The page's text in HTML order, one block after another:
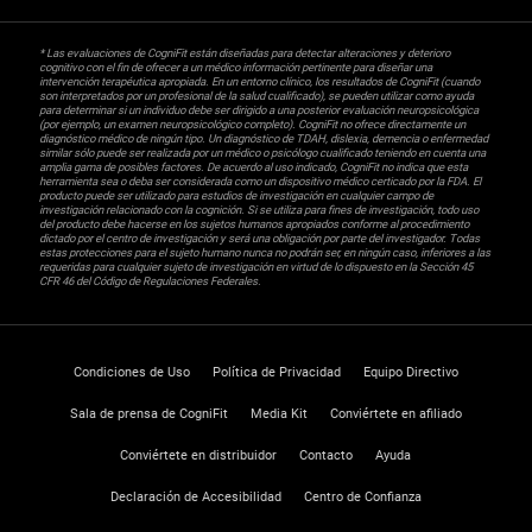
* Las evaluaciones de CogniFit están diseñadas para detectar alteraciones y deterioro
cognitivo con el fin de ofrecer a un médico información pertinente para diseñar una
intervención terapéutica apropiada. En un entorno clínico, los resultados de CogniFit (cuando
son interpretados por un profesional de la salud cualificado), se pueden utilizar como ayuda
para determinar si un individuo debe ser dirigido a una posterior evaluación neuropsicológica
(por ejemplo, un examen neuropsicológico completo). CogniFit no ofrece directamente un
diagnóstico médico de ningún tipo. Un diagnóstico de TDAH, dislexia, demencia o enfermedad
similar sólo puede ser realizada por un médico o psicólogo cualificado teniendo en cuenta una
amplia gama de posibles factores. De acuerdo al uso indicado, CogniFit no indica que esta
herramienta sea o deba ser considerada como un dispositivo médico certicado por la FDA. El
producto puede ser utilizado para estudios de investigación en cualquier campo de
investigación relacionado con la cognición. Si se utiliza para fines de investigación, todo uso
del producto debe hacerse en los sujetos humanos apropiados conforme al procedimiento
dictado por el centro de investigación y será una obligación por parte del investigador. Todas
estas protecciones para el sujeto humano nunca no podrán ser, en ningún caso, inferiores a las
requeridas para cualquier sujeto de investigación en virtud de lo dispuesto en la Sección 45
CFR 46 del Código de Regulaciones Federales.
Condiciones de Uso Política de Privacidad Equipo Directivo
Sala de prensa de CogniFit Media Kit Conviértete en afiliado
Conviértete en distribuidor Contacto Ayuda
Declaración de Accesibilidad Centro de Confianza